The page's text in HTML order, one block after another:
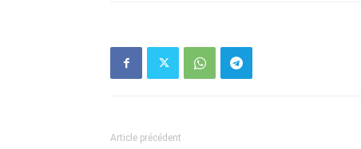
Article précédent